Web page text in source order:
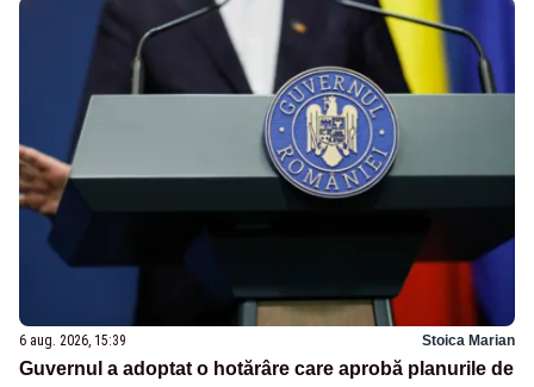
6 aug. 2026, 15:39 Stoica Marian
Guvernul a adoptat o hotărâre care aprobă planurile de